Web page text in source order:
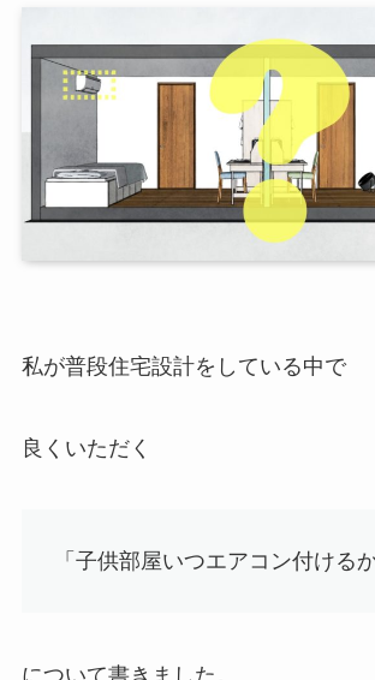
私が普段住宅設計をしている中で
良くいただく
「子供部屋いつエアコン付ける